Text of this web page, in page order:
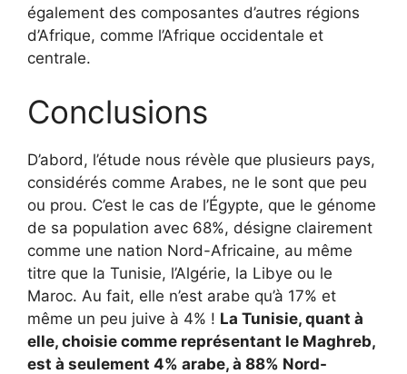
également des composantes d’autres régions
d’Afrique, comme l’Afrique occidentale et
centrale.
Conclusions
D’abord, l’étude nous révèle que plusieurs pays,
considérés comme Arabes, ne le sont que peu
ou prou. C’est le cas de l’Égypte, que le génome
de sa population avec 68%, désigne clairement
comme une nation Nord-Africaine, au même
titre que la Tunisie, l’Algérie, la Libye ou le
Maroc. Au fait, elle n’est arabe qu’à 17% et
même un peu juive à 4% ! La Tunisie, quant à
elle, choisie comme représentant le Maghreb,
est à seulement 4% arabe, à 88% Nord-